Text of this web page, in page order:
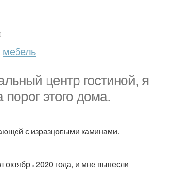
мебель
центр гостиной, я
этого дома.
с изразцовыми каминами.
2020 года, и мне вынесли